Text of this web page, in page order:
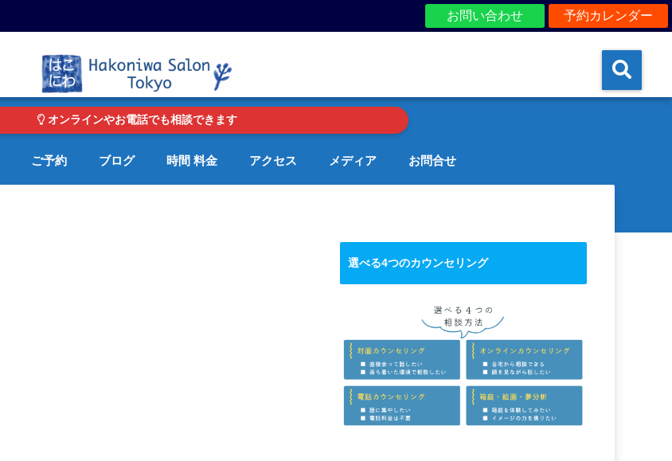
予約カレンダー
お問い合わせ
オンラインやお電話でも相談できます
ご予約 ブログ 時間 料金 アクセス メディア お問合せ
選べる4つのカウンセリング